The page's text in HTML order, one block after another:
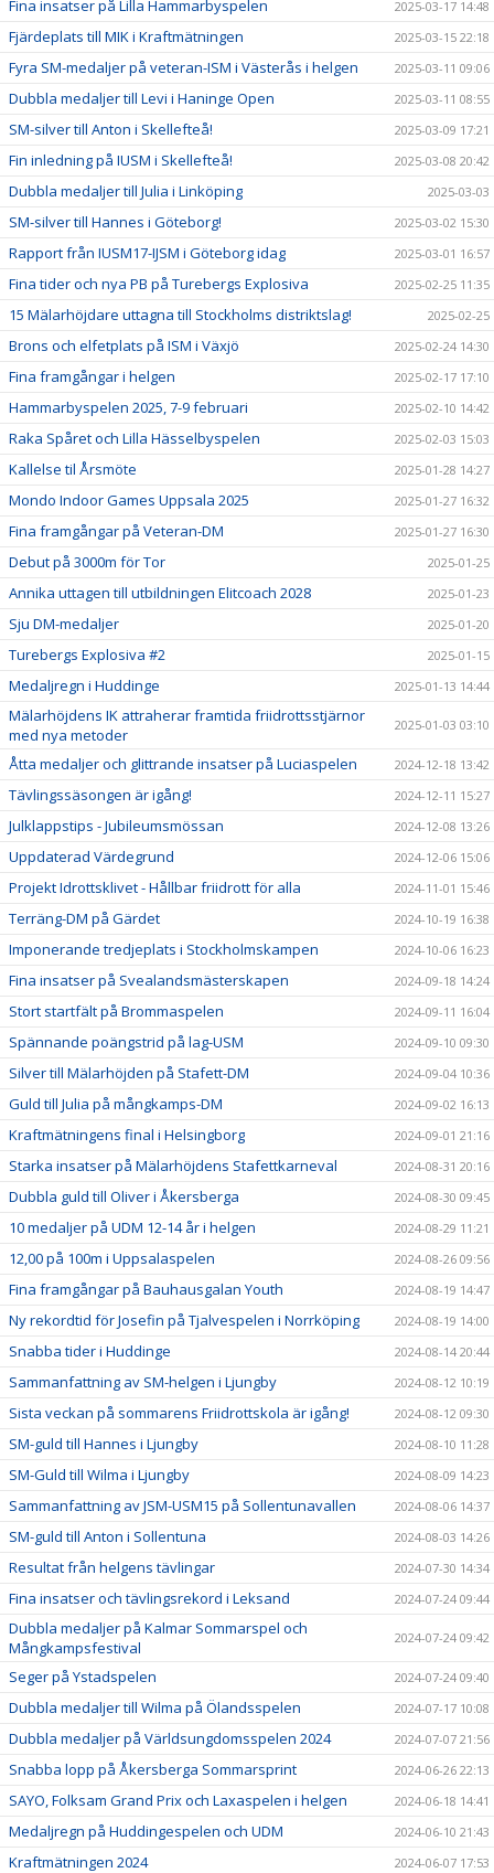
Fina insatser på Lilla Hammarbyspelen 2025-03-17 14:48
Fjärdeplats till MIK i Kraftmätningen 2025-03-15 22:18
Fyra SM-medaljer på veteran-ISM i Västerås i helgen 2025-03-11 09:06
Dubbla medaljer till Levi i Haninge Open 2025-03-11 08:55
SM-silver till Anton i Skellefteå! 2025-03-09 17:21
Fin inledning på IUSM i Skellefteå! 2025-03-08 20:42
Dubbla medaljer till Julia i Linköping 2025-03-03
SM-silver till Hannes i Göteborg! 2025-03-02 15:30
Rapport från IUSM17-IJSM i Göteborg idag 2025-03-01 16:57
Fina tider och nya PB på Turebergs Explosiva 2025-02-25 11:35
15 Mälarhöjdare uttagna till Stockholms distriktslag! 2025-02-25
Brons och elfetplats på ISM i Växjö 2025-02-24 14:30
Fina framgångar i helgen 2025-02-17 17:10
Hammarbyspelen 2025, 7-9 februari 2025-02-10 14:42
Raka Spåret och Lilla Hässelbyspelen 2025-02-03 15:03
Kallelse til Årsmöte 2025-01-28 14:27
Mondo Indoor Games Uppsala 2025 2025-01-27 16:32
Fina framgångar på Veteran-DM 2025-01-27 16:30
Debut på 3000m för Tor 2025-01-25
Annika uttagen till utbildningen Elitcoach 2028 2025-01-23
Sju DM-medaljer 2025-01-20
Turebergs Explosiva #2 2025-01-15
Medaljregn i Huddinge 2025-01-13 14:44
Mälarhöjdens IK attraherar framtida friidrottsstjärnor
med nya metoder
2025-01-03 03:10
Åtta medaljer och glittrande insatser på Luciaspelen 2024-12-18 13:42
Tävlingssäsongen är igång! 2024-12-11 15:27
Julklappstips - Jubileumsmössan 2024-12-08 13:26
Uppdaterad Värdegrund 2024-12-06 15:06
Projekt Idrottsklivet - Hållbar friidrott för alla 2024-11-01 15:46
Terräng-DM på Gärdet 2024-10-19 16:38
Imponerande tredjeplats i Stockholmskampen 2024-10-06 16:23
Fina insatser på Svealandsmästerskapen 2024-09-18 14:24
Stort startfält på Brommaspelen 2024-09-11 16:04
Spännande poängstrid på lag-USM 2024-09-10 09:30
Silver till Mälarhöjden på Stafett-DM 2024-09-04 10:36
Guld till Julia på mångkamps-DM 2024-09-02 16:13
Kraftmätningens final i Helsingborg 2024-09-01 21:16
Starka insatser på Mälarhöjdens Stafettkarneval 2024-08-31 20:16
Dubbla guld till Oliver i Åkersberga 2024-08-30 09:45
10 medaljer på UDM 12-14 år i helgen 2024-08-29 11:21
12,00 på 100m i Uppsalaspelen 2024-08-26 09:56
Fina framgångar på Bauhausgalan Youth 2024-08-19 14:47
Ny rekordtid för Josefin på Tjalvespelen i Norrköping 2024-08-19 14:00
Snabba tider i Huddinge 2024-08-14 20:44
Sammanfattning av SM-helgen i Ljungby 2024-08-12 10:19
Sista veckan på sommarens Friidrottskola är igång! 2024-08-12 09:30
SM-guld till Hannes i Ljungby 2024-08-10 11:28
SM-Guld till Wilma i Ljungby 2024-08-09 14:23
Sammanfattning av JSM-USM15 på Sollentunavallen 2024-08-06 14:37
SM-guld till Anton i Sollentuna 2024-08-03 14:26
Resultat från helgens tävlingar 2024-07-30 14:34
Fina insatser och tävlingsrekord i Leksand 2024-07-24 09:44
Dubbla medaljer på Kalmar Sommarspel och
Mångkampsfestival
2024-07-24 09:42
Seger på Ystadspelen 2024-07-24 09:40
Dubbla medaljer till Wilma på Ölandsspelen 2024-07-17 10:08
Dubbla medaljer på Världsungdomsspelen 2024 2024-07-07 21:56
Snabba lopp på Åkersberga Sommarsprint 2024-06-26 22:13
SAYO, Folksam Grand Prix och Laxaspelen i helgen 2024-06-18 14:41
Medaljregn på Huddingespelen och UDM 2024-06-10 21:43
Kraftmätningen 2024 2024-06-07 17:53